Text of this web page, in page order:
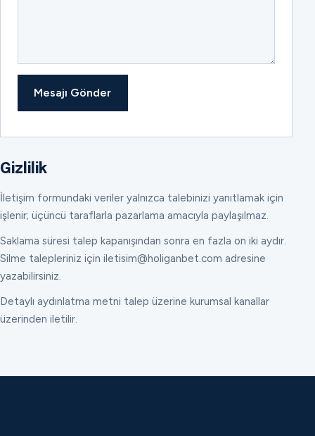
Mesajı Gönder
Gizlilik
İletişim formundaki veriler yalnızca talebinizi yanıtlamak için
işlenir; üçüncü taraflarla pazarlama amacıyla paylaşılmaz.
Saklama süresi talep kapanışından sonra en fazla on iki aydır.
Silme talepleriniz için iletisim@holiganbet.com adresine
yazabilirsiniz.
Detaylı aydınlatma metni talep üzerine kurumsal kanallar
üzerinden iletilir.